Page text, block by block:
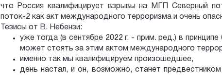
что Россия квалифицирует взрывы на МГП Северный
поток-2 как акт международного терроризма и очень
Тезисы от В. Небензи:
уже тогда (в сентябре 2022 г. - прим. ред.) в принципе
может стоять за этим актом международного
именно так мы квалифицируем произошедшее,
день настал, и он, возможно, станет